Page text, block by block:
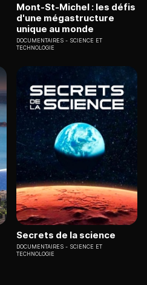
Mont-St-Michel : les défis
d'une mégastructure
unique au monde
DOCUMENTAIRES
SCIENCE ET
TECHNOLOGIE
Secrets de la science
DOCUMENTAIRES
SCIENCE ET
TECHNOLOGIE